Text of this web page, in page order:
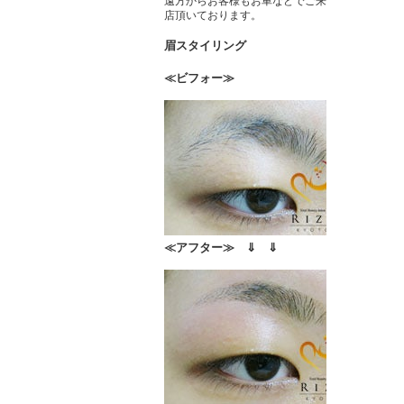
店頂いております。
眉スタイリング
≪ビフォー≫
≪アフター≫ ⇓ ⇓